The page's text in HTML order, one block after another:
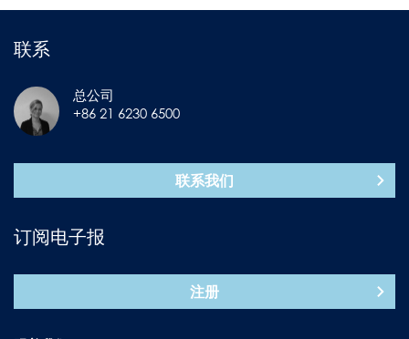
联系
总公司
+86 21 6230 6500
联系我们
订阅电子报
注册